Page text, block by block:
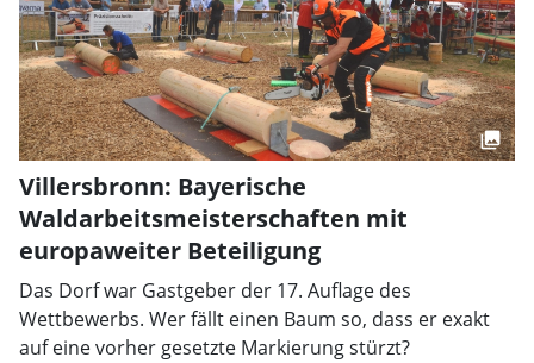
Villersbronn: Bayerische
Waldarbeitsmeisterschaften mit
europaweiter Beteiligung
Das Dorf war Gastgeber der 17. Auflage des
Wettbewerbs. Wer fällt einen Baum so, dass er exakt
auf eine vorher gesetzte Markierung stürzt?